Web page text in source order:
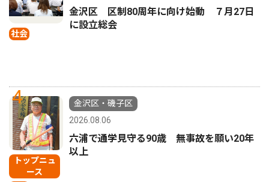
社会
金沢区 区制80周年に向け始動 ７月27日
に設立総会
4
トップニュ
ース
金沢区・磯子区
2026.08.06
六浦で通学見守る90歳 無事故を願い20年
以上